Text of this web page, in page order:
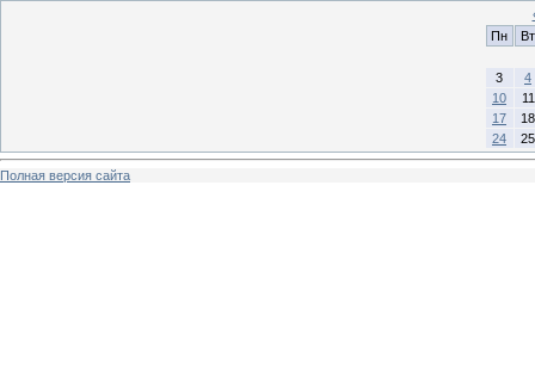
Пн
Вт
3
4
10
11
17
18
24
25
Полная версия сайта